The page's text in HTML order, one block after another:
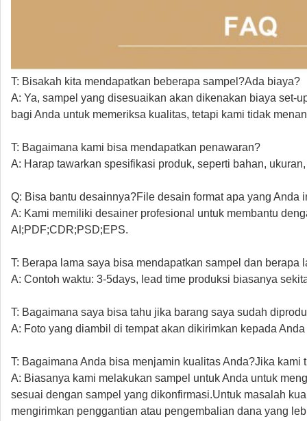
T: Bisakah kita mendapatkan beberapa sampel?Ada biaya?
A: Ya, sampel yang disesuaikan akan dikenakan biaya set-
bagi Anda untuk memeriksa kualitas, tetapi kami tidak
T: Bagaimana kami bisa mendapatkan penawaran?
A: Harap tawarkan spesifikasi produk, seperti bahan,
Q: Bisa bantu desainnya?File desain format apa yang Anda
A: Kami memiliki desainer profesional untuk membantu
AI;PDF;CDR;PSD;EPS.
T: Berapa lama saya bisa mendapatkan sampel dan berapa
A: Contoh waktu: 3-5days, lead time produksi biasanya
T: Bagaimana saya bisa tahu jika barang saya sudah
A: Foto yang diambil di tempat akan dikirimkan kepada
T: Bagaimana Anda bisa menjamin kualitas Anda?Jika
A: Biasanya kami melakukan sampel untuk Anda untuk
sesuai dengan sampel yang dikonfirmasi.Untuk masalah
mengirimkan penggantian atau pengembalian dana yang